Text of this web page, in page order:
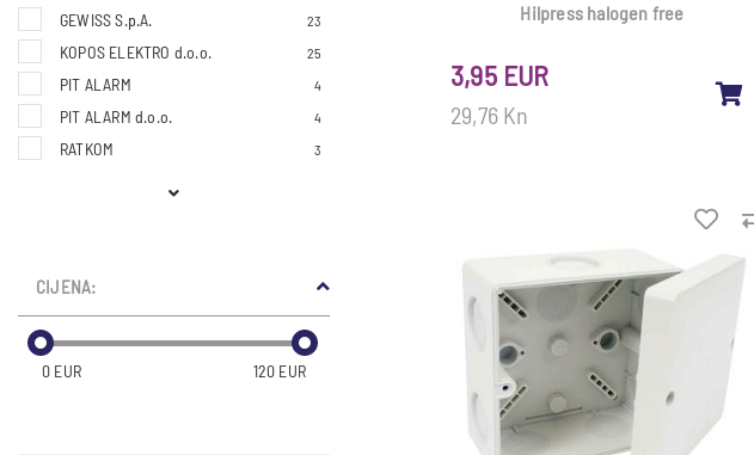
GEWISS S.p.A. 23
KOPOS ELEKTRO d.o.o. 25
PIT ALARM 4
PIT ALARM d.o.o. 4
RATKOM 3
CIJENA:
0 EUR 120 EUR
Hilpress halogen free
29,76 Kn
3,95 EUR